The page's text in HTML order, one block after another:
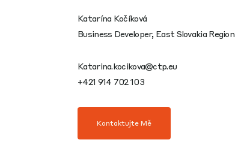
Katarína Kočíková
Business Developer, East Slovakia Region
Katarina.kocikova@ctp.eu
+421 914 702 103
Kontaktujte Mě